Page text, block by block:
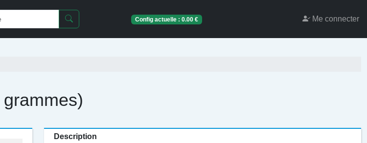
Config actuelle :0.00 € Me connecter
Description